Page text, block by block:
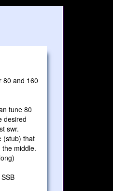
80 and 160
tune 80
desired
swr.
(stub) that
the middle.